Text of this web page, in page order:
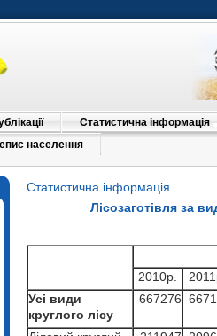
Статистична інформація
населення
Статистична інформація
Лісозаготівля за
2010р.
Усі види
круглого лісу
667276